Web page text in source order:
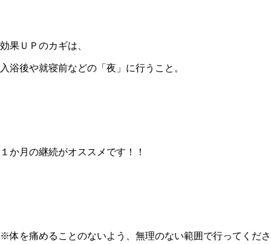
効果ＵＰのカギは、
入浴後や就寝前などの「夜」に行うこと。
１か月の継続がオススメです！！
※体を痛めることのないよう、無理のない範囲で行ってくださ